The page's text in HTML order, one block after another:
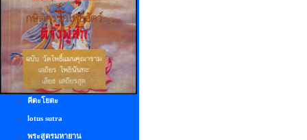
คีตะโยตะ
lotus sutra
พระสูตรมหายาน